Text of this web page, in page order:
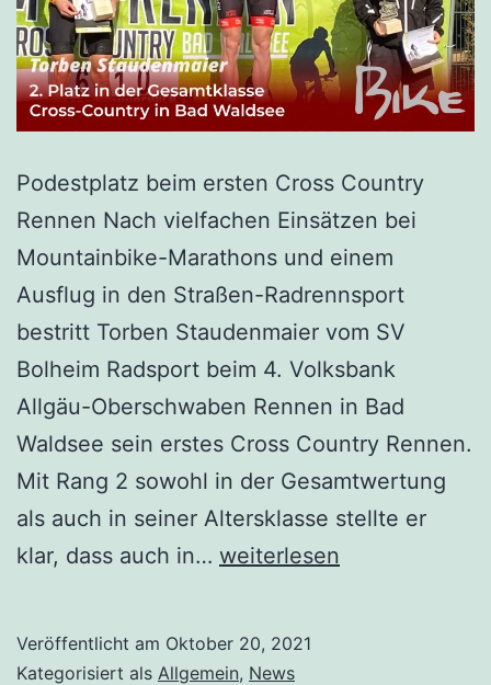
Podestplatz beim ersten Cross Country
Rennen Nach vielfachen Einsätzen bei
Mountainbike-Marathons und einem
Ausflug in den Straßen-Radrennsport
bestritt Torben Staudenmaier vom SV
Bolheim Radsport beim 4. Volksbank
Allgäu-Oberschwaben Rennen in Bad
Waldsee sein erstes Cross Country Rennen.
Mit Rang 2 sowohl in der Gesamtwertung
als auch in seiner Altersklasse stellte er
klar, dass auch in… weiterlesen
Veröffentlicht am Oktober 20, 2021
Kategorisiert als Allgemein, News